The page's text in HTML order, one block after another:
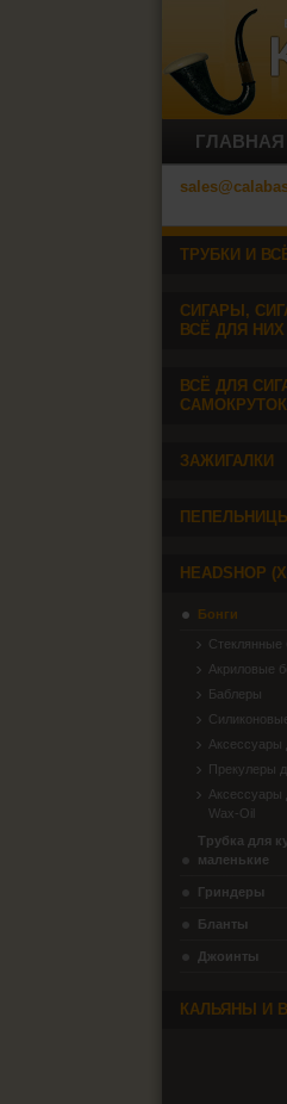
ГЛАВНАЯ
ТРУБКИ И
СИГАРЫ,
ВСЁ ДЛЯ НИХ
ВСЁ ДЛЯ
САМОКРУТОК
ЗАЖИГАЛКИ
ПЕПЕЛЬНИЦЫ
HEADSHOP
Бонги
Стеклянные
Акриловые
Баблеры
Аксессуары
Прекулеры
Аксессуары
Wax-Oil
Трубка для
маленькие
Гриндеры
Бланты
Джоинты
КАЛЬЯНЫ И